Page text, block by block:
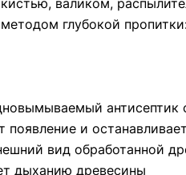
валиком,
глубокой
появление и
вид обработанной
дыханию древесины